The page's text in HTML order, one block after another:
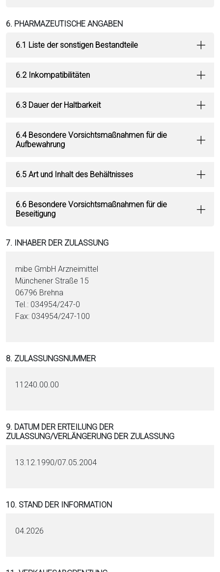
6. PHARMAZEUTISCHE ANGABEN
6.1 Liste der sonstigen Bestandteile
6.2 Inkompatibilitäten
6.3 Dauer der Haltbarkeit
6.4 Besondere Vorsichtsmaßnahmen für die
Aufbewahrung
6.5 Art und Inhalt des Behältnisses
6.6 Besondere Vorsichtsmaßnahmen für die
Beseitigung
7. INHABER DER ZULASSUNG
mibe GmbH Arzneimittel
Münchener Straße 15
06796 Brehna
Tel.: 034954/247-0
Fax: 034954/247-100
8. ZULASSUNGSNUMMER
11240.00.00
9. DATUM DER ERTEILUNG DER
ZULASSUNG/VERLÄNGERUNG DER ZULASSUNG
13.12.1990/07.05.2004
10. STAND DER INFORMATION
04.2026